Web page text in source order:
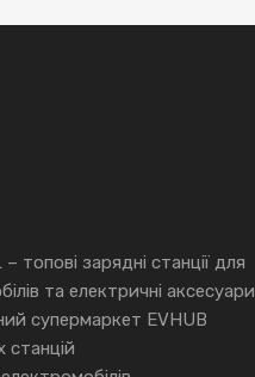
топові зарядні станції для
та електричні аксесуари
супермаркет EVHUB
станцій